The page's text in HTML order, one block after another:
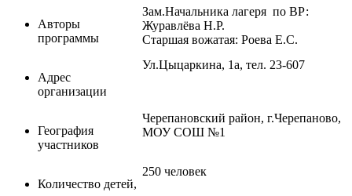
Авторы
программы
Зам.Начальника лагеря по ВР:
Журавлёва Н.Р.
Старшая вожатая: Роева Е.С.
Адрес
организации
Ул.Цыцаркина, 1а, тел. 23-607
География
участников
Черепановский район, г.Черепаново,
МОУ СОШ №1
Количество детей,
250 человек